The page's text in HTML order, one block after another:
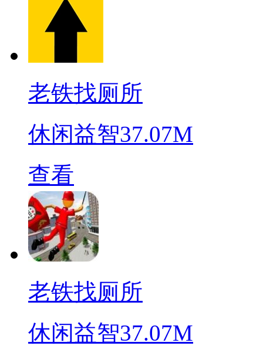
老铁找厕所
休闲益智37.07M
查看
老铁找厕所
休闲益智37.07M